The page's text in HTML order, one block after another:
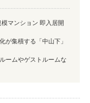
マンション 即入居開
が集積する「中山下」
ームやゲストルームな